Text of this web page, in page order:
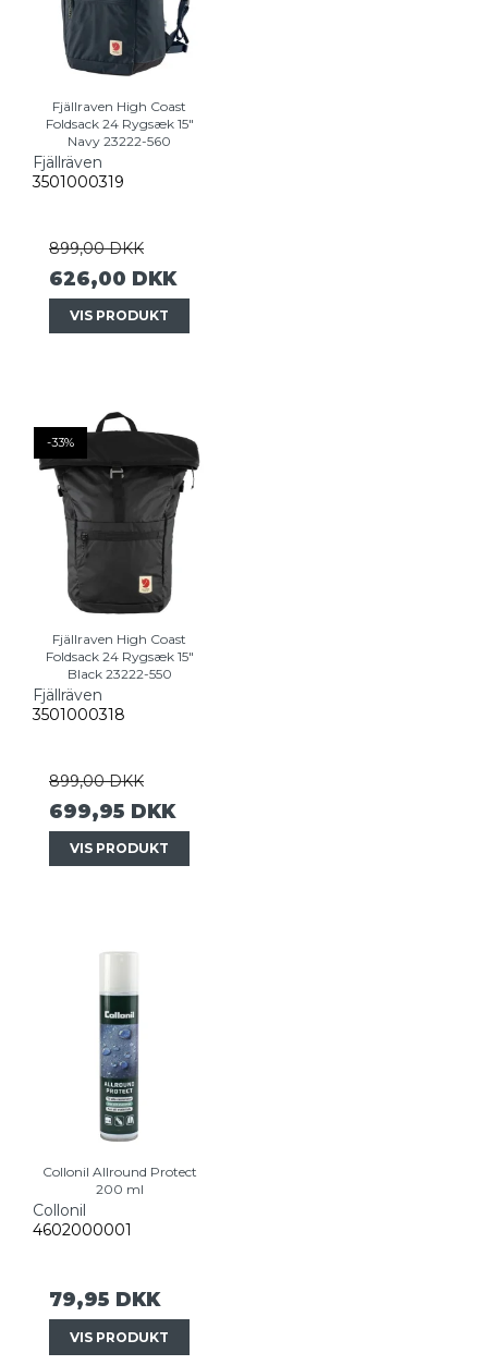
Fjällraven High Coast
Foldsack 24 Rygsæk 15"
Navy 23222-560
Fjällräven
3501000319
899,00 DKK
626,00 DKK
VIS PRODUKT
-33%
Fjällraven High Coast
Foldsack 24 Rygsæk 15"
Black 23222-550
Fjällräven
3501000318
899,00 DKK
699,95 DKK
VIS PRODUKT
Collonil Allround Protect
200 ml
Collonil
4602000001
79,95 DKK
VIS PRODUKT